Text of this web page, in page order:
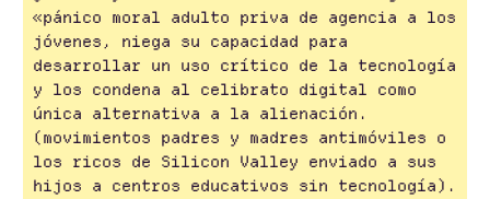
«pánico moral adulto priva de agencia a los
jóvenes, niega su capacidad para
desarrollar un uso crítico de la tecnología
y los condena al celibrato digital como
única alternativa a la alienación.
(movimientos padres y madres antimóviles o
los ricos de Silicon Valley enviado a sus
hijos a centros educativos sin tecnología).